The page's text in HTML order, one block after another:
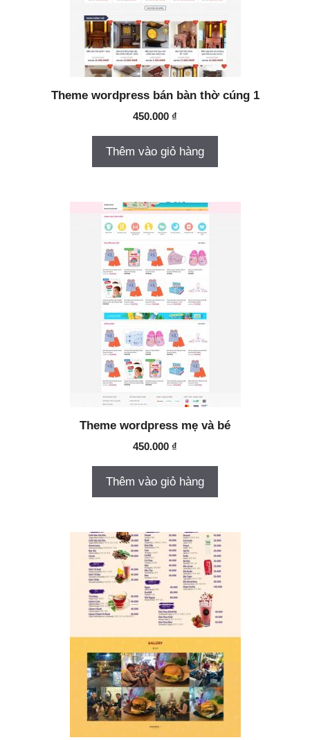
Theme wordpress bán bàn thờ cúng 1
450.000 ₫
Thêm vào giỏ hàng
Theme wordpress mẹ và bé
450.000 ₫
Thêm vào giỏ hàng